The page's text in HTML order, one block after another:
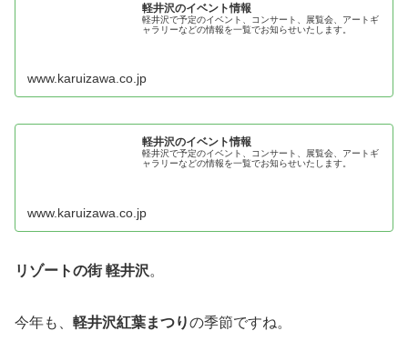
軽井沢のイベント情報
軽井沢で予定のイベント、コンサート、展覧会、アートギ
ャラリーなどの情報を一覧でお知らせいたします。
www.karuizawa.co.jp
軽井沢のイベント情報
軽井沢で予定のイベント、コンサート、展覧会、アートギ
ャラリーなどの情報を一覧でお知らせいたします。
www.karuizawa.co.jp
リゾートの街 軽井沢。
今年も、 軽井沢紅葉まつりの季節ですね。